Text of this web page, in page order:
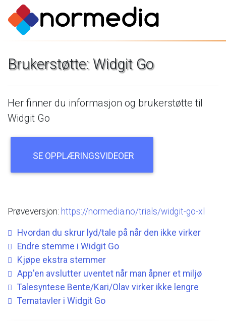
Brukerstøtte: Widgit Go
Her finner du informasjon og brukerstøtte til
Widgit Go
SE OPPLÆRINGSVIDEOER
Prøveversjon: https://normedia.no/trials/widgit-go-xl
Hvordan du skrur lyd/tale på når den ikke virker
Endre stemme i Widgit Go
Kjøpe ekstra stemmer
App'en avslutter uventet når man åpner et miljø
Talesyntese Bente/Kari/Olav virker ikke lengre
Tematavler i Widgit Go